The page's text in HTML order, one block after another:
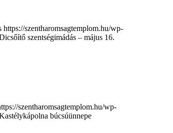
https://szentharomsagtemplom.hu/wp-
szentségimádás – május 16.
szentharomsagtemplom.hu/wp-
búcsúünnepe